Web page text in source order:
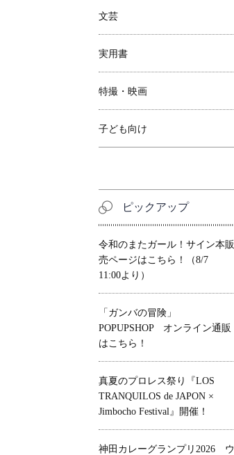
文芸
実用書
特撮・映画
子ども向け
ピックアップ
令和のまたガール！サイン本販
売ページはこちら！（8/7
11:00より）
「ガンバの冒険」
POPUPSHOP オンライン通販
はこちら！
真夏のプロレス祭り『LOS
TRANQUILOS de JAPON ×
Jimbocho Festival』開催！
神田カレーグランプリ2026 ウ